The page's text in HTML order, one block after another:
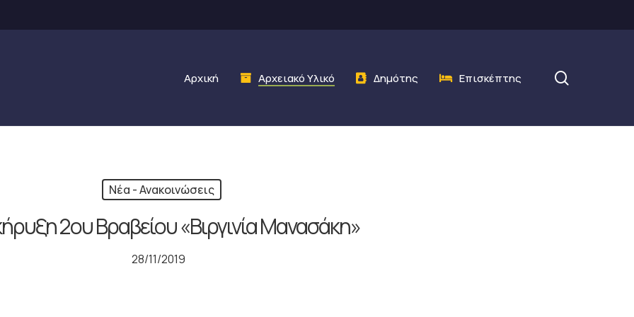
Αρχική Αρχειακό Υλικό Δημότης Επισκέπτης
Νέα - Ανακοινώσεις
2ου Βραβείου «Βιργινία Μανασάκη»
28/11/2019